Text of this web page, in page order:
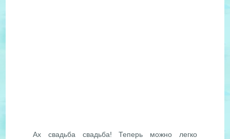
Ах свадьба свадьба! Теперь можно легко